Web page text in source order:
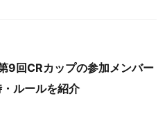
9回CRカップの参加メンバー
ルールを紹介